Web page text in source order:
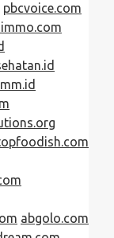
pbcvoice.com
abgolo.com